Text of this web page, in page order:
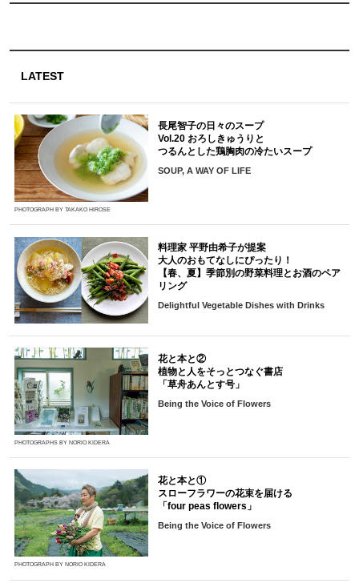
LATEST
PHOTOGRAPH BY TAKAKO HIROSE
長尾智子の日々のスープ
Vol.20 おろしきゅうりと
つるんとした鶏胸肉の冷たいスープ
SOUP, A WAY OF LIFE
料理家 平野由希子が提案
大人のおもてなしにぴったり！
【春、夏】季節別の野菜料理とお酒のペア
リング
Delightful Vegetable Dishes with Drinks
PHOTOGRAPHS BY NORIO KIDERA
花と本と②
植物と人をそっとつなぐ書店
「草舟あんとす号」
Being the Voice of Flowers
PHOTOGRAPH BY NORIO KIDERA
花と本と①
スローフラワーの花束を届ける
「four peas flowers」
Being the Voice of Flowers